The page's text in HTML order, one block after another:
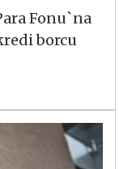
Fonu`na
borcu